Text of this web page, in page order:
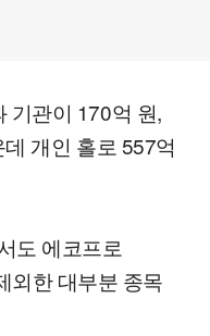
기관이 170억 원,
개인 홀로 557억
도 에코프로
외한 대부분 종목